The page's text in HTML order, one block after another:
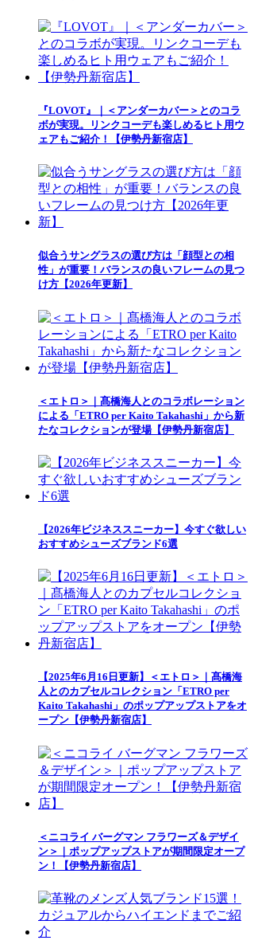
『LOVOT』｜＜アンダーカバー＞とのコラ
ボが実現。リンクコーデも楽しめるヒト用ウ
ェアもご紹介！【伊勢丹新宿店】
似合うサングラスの選び方は「顔型との相
性」が重要！バランスの良いフレームの見つ
け方【2026年更新】
＜エトロ＞｜髙橋海人とのコラボレーション
による「ETRO per Kaito Takahashi」から新
たなコレクションが登場【伊勢丹新宿店】
【2026年ビジネススニーカー】今すぐ欲しい
おすすめシューズブランド6選
【2025年6月16日更新】＜エトロ＞｜髙橋海
人とのカプセルコレクション「ETRO per
Kaito Takahashi」のポップアップストアをオ
ープン【伊勢丹新宿店】
＜ニコライ バーグマン フラワーズ＆デザイ
ン＞｜ポップアップストアが期間限定オープ
ン！【伊勢丹新宿店】